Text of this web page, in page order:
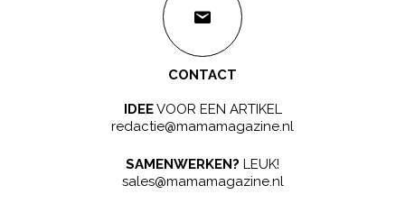
CONTACT
IDEEVOOR EEN ARTIKEL
redactie@mamamagazine.nl
SAMENWERKEN? LEUK!
sales@mamamagazine.nl